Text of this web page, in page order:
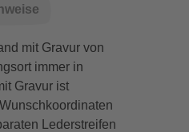
mit Gravur von
immer in
Gravur ist
Lederstreifen